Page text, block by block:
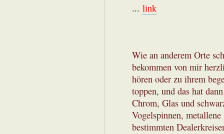
... link
Wie an anderem Orte
bekommen von mir
hören oder zu ihrem
toppen, und das hat
Chrom, Glas und
Vogelspinnen,
bestimmten